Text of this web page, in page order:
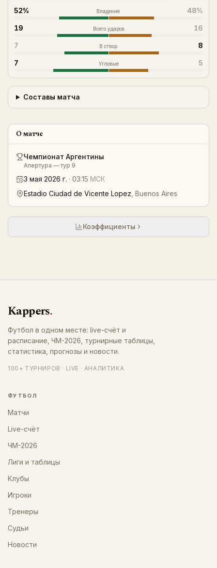
52% Владение 48%
19 Всего ударов 16
7 В створ 8
7 Угловые 5
Составы матча
О матче
Чемпионат Аргентины
Апертура — тур 9
3 мая 2026 г. · 03:15 МСК
Estadio Ciudad de Vicente Lopez Buenos Aires
Коэффициенты
Kappers.
Футбол в одном месте: live-счёт и
расписание, ЧМ-2026, турнирные таблицы,
статистика, прогнозы и новости.
100+ ТУРНИРОВ · LIVE · АНАЛИТИКА
ФУТБОЛ
Матчи
Live-счёт
ЧМ-2026
Лиги и таблицы
Клубы
Игроки
Тренеры
Судьи
Новости